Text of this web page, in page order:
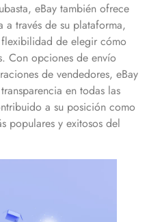
eBay también ofrece
través de su plataforma,
de elegir cómo
Con opciones de envío
de vendedores, eBay
en todas las
a su posición como
populares y exitosos del